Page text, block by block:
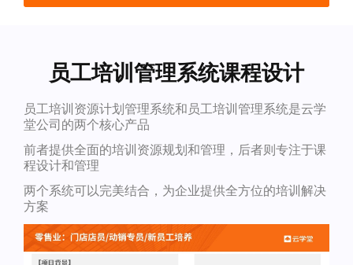
员工培训管理系统课程设计
员工培训资源计划管理系统和员工培训管理系统是云学
堂公司的两个核心产品
前者提供全面的培训资源规划和管理，后者则专注于课
程设计和管理
两个系统可以完美结合，为企业提供全方位的培训解决
方案